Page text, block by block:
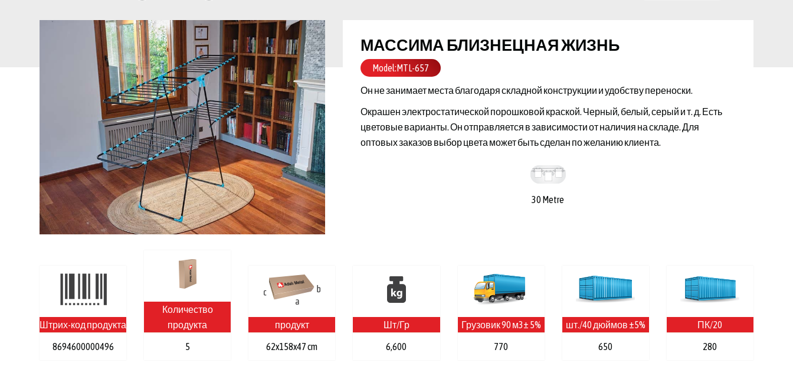
МАССИМА БЛИЗНЕЦНАЯ ЖИЗНЬ
Model:MTL-657
Он не занимает места благодаря складной конструкции и удобству переноски.
Окрашен электростатической порошковой краской. Черный, белый, серый и т. д. Есть
цветовые варианты. Он отправляется в зависимости от наличия на складе. Для
оптовых заказов выбор цвета может быть сделан по желанию клиента.
30 Metre
Штрих-код продукта
8694600000496
Количество
продукта
5
продукт
62x158x47 cm
Шт/Гр
6,600
Грузовик 90 м3± 5%
770
шт./40 дюймов ±5%
650
ПК/20
280